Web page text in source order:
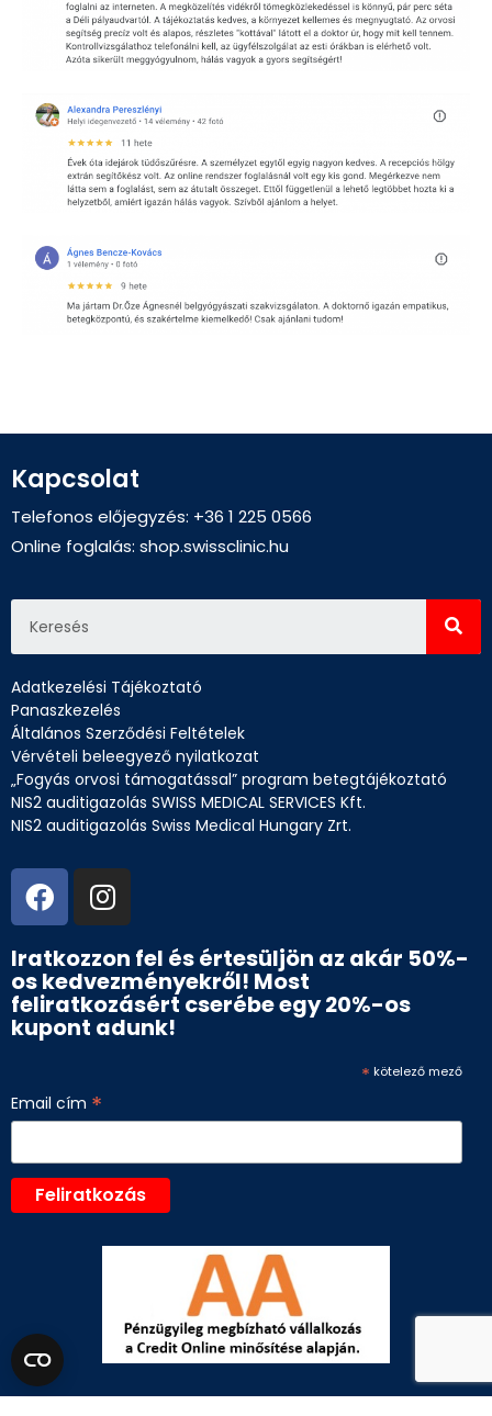
Kapcsolat
Telefonos előjegyzés: +36 1 225 0566
Online foglalás: shop.swissclinic.hu
Adatkezelési Tájékoztató
Panaszkezelés
Általános Szerződési Feltételek
Vérvételi beleegyező nyilatkozat
„Fogyás orvosi támogatással” program betegtájékoztató
NIS2 auditigazolás SWISS MEDICAL SERVICES Kft.
NIS2 auditigazolás Swiss Medical Hungary Zrt.
Iratkozzon fel és értesüljön az akár 50%-
os kedvezményekről! Most
feliratkozásért cserébe egy 20%-os
kupont adunk!
* kötelező mező
Email cím *